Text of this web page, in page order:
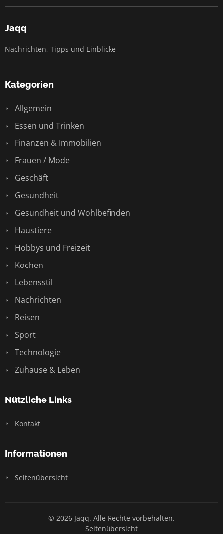
Jaqq
Nachrichten, Tipps und Einblicke
Kategorien
Allgemein
Essen und Trinken
Finanzen & Immobilien
Frauen / Mode
Geschäft
Gesundheit
Gesundheit und Wohlbefinden
Haustiere
Hobbys und Freizeit
Kochen
Lebensstil
Nachrichten
Reisen
Sport
Technologie
Zuhause & Leben
Nützliche Links
Kontakt
Informationen
Seitenübersicht
© 2026 Jaqq. Alle Rechte vorbehalten.
Seitenübersicht